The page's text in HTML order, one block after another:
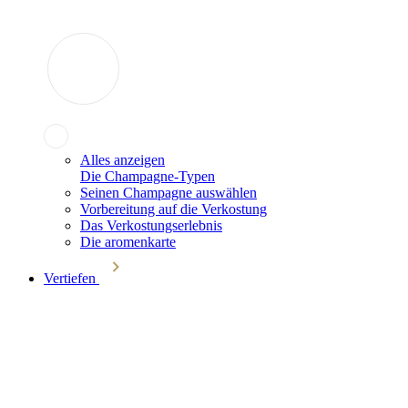
Alles anzeigen
Die Champagne-Typen
Seinen Champagne auswählen
Vorbereitung auf die Verkostung
Das Verkostungserlebnis
Die aromenkarte
Vertiefen